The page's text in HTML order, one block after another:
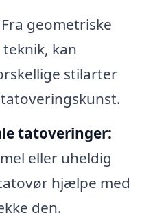
Fra geometriske
kan
stilarter
tatoveringer:
eller uheldig
hjælpe med
den.